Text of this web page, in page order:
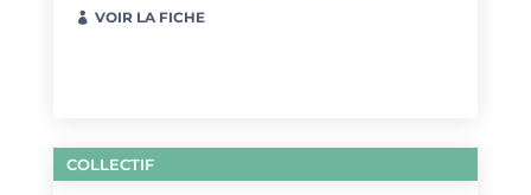
VOIR LA FICHE
COLLECTIF